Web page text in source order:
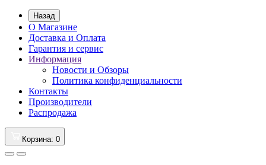
Назад
О Магазине
Доставка и Оплата
Гарантия и сервис
Информация
Новости и Обзоры
Политика конфиденциальности
Контакты
Производители
Распродажа
Корзина: 0